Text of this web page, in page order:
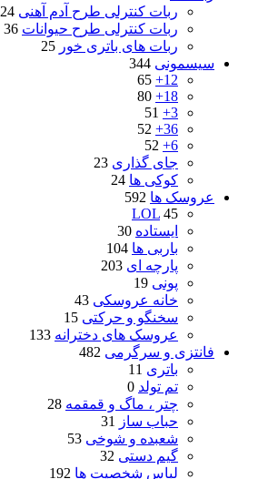
ربات کنترلی طرح آدم آهنی 24
ربات کنترلی طرح حیوانات 36
ربات های باتری خور 25
سیسمونی 344
12+
65
18+
80
3+
51
36+
52
6+
52
جای گذاری 23
کوکی ها 24
عروسک ها 592
LOL 45
ایستاده 30
باربی ها 104
پارچه ای 203
پونی 19
خانه عروسکی 43
سخنگو و حرکتی 15
عروسک های دخترانه 133
فانتزی و سرگرمی 482
باتری 11
تم تولد 0
چتر ، ماگ و قمقمه 28
حباب ساز
31
شعبده و شوخی 53
گیم دستی 32
لباس شخصیت ها 192